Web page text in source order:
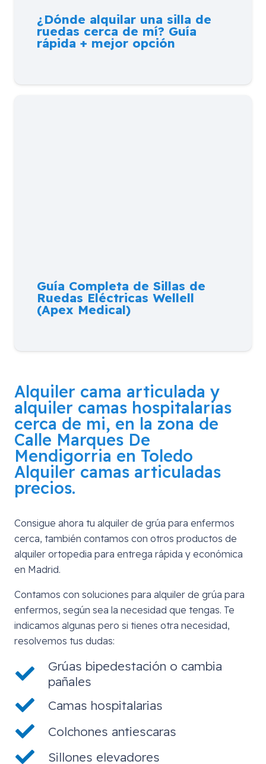
¿Dónde alquilar una silla de
ruedas cerca de mí? Guía
rápida + mejor opción
Guía Completa de Sillas de
Ruedas Eléctricas Wellell
(Apex Medical)
Alquiler cama articulada y
alquiler camas hospitalarias
cerca de mi, en la zona de
Calle Marques De
Mendigorria en Toledo
Alquiler camas articuladas
precios.
Consigue ahora tu alquiler de grúa para enfermos
cerca, también contamos con otros productos de
alquiler ortopedia para entrega rápida y económica
en Madrid.
Contamos con soluciones para alquiler de grúa para
enfermos, según sea la necesidad que tengas. Te
indicamos algunas pero si tienes otra necesidad,
resolvemos tus dudas:
Grúas bipedestación o cambia
pañales
Camas hospitalarias
Colchones antiescaras
Sillones elevadores